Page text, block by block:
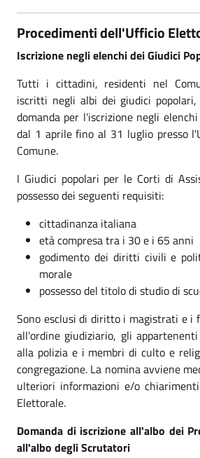
Procedimenti dell'Ufficio
Iscrizione negli elenchi dei Giudici
Tutti i cittadini, residenti nel
iscritti negli albi dei giudici popolari,
domanda per l'iscrizione negli
dal 1 aprile fino al 31 luglio presso
Comune.
I Giudici popolari per le Corti di
possesso dei seguenti requisiti:
cittadinanza italiana
età compresa tra i 30 e i 65 anni
godimento dei diritti civili e
morale
possesso del titolo di studio di
Sono esclusi di diritto i magistrati e i
all'ordine giudiziario, gli
alla polizia e i membri di culto e
congregazione. La nomina avviene
ulteriori informazioni e/o
Elettorale.
Domanda di iscrizione all'albo dei
all'albo degli Scrutatori